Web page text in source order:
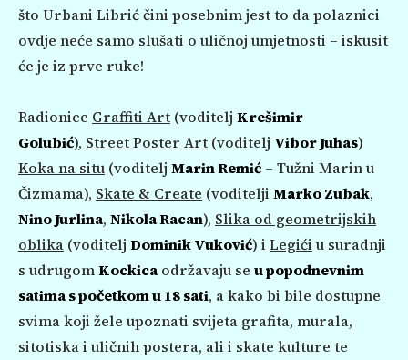
što Urbani Librić čini posebnim jest to da polaznici
ovdje neće samo slušati o uličnoj umjetnosti – iskusit
će je iz prve ruke!
Radionice Graffiti Art (voditelj Krešimir
Golubić), Street Poster Art (voditelj Vibor Juhas)
Koka na situ (voditelj Marin Remić – Tužni Marin u
Čizmama), Skate & Create (voditelji Marko Zubak,
Nino Jurlina, Nikola Racan), Slika od geometrijskih
oblika (voditelj Dominik Vuković) i Legići u suradnji
s udrugomKockica održavaju se u popodnevnim
satima s početkom u 18 sati, a kako bi bile dostupne
svima koji žele upoznati svijeta grafita, murala,
sitotiska i uličnih postera, ali i skate kulture te